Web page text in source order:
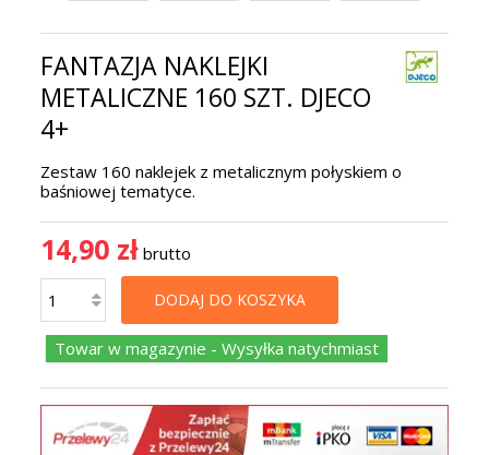
FANTAZJA NAKLEJKI
METALICZNE 160 SZT. DJECO
4+
Zestaw 160 naklejek z metalicznym połyskiem o
baśniowej tematyce.
14,90 zł brutto
DODAJ DO KOSZYKA
Towar w magazynie - Wysyłka natychmiast